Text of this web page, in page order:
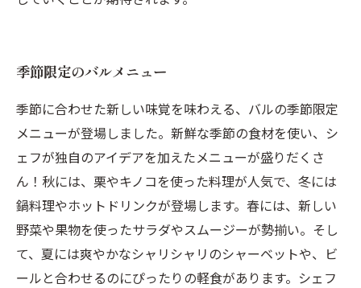
季節限定のバルメニュー
季節に合わせた新しい味覚を味わえる、バルの季節限定
メニューが登場しました。新鮮な季節の食材を使い、シ
ェフが独自のアイデアを加えたメニューが盛りだくさ
ん！秋には、栗やキノコを使った料理が人気で、冬には
鍋料理やホットドリンクが登場します。春には、新しい
野菜や果物を使ったサラダやスムージーが勢揃い。そし
て、夏には爽やかなシャリシャリのシャーベットや、ビ
ールと合わせるのにぴったりの軽食があります。シェフ